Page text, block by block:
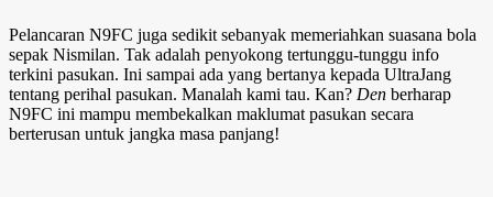
Pelancaran N9FC juga sedikit sebanyak memeriahkan suasana bola
sepak Nismilan. Tak adalah penyokong tertunggu-tunggu info
terkini pasukan. Ini sampai ada yang bertanya kepada UltraJang
tentang perihal pasukan. Manalah kami tau. Kan? Den berharap
N9FC ini mampu membekalkan maklumat pasukan secara
berterusan untuk jangka masa panjang!